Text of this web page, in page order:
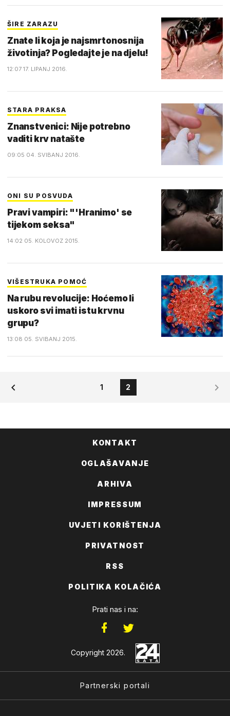
ŠIRE ZARAZU
Znate li koja je najsmrtonosnija
životinja? Pogledajte je na djelu!
12:07 17. LIPANJ 2016.
STARA PRAKSA
Znanstvenici: Nije potrebno
vaditi krv natašte
09:05 04. SVIBANJ 2016.
ONI SU POSVUDA
Pravi vampiri: "'Hranimo' se
tijekom seksa"
14:02 05. KOLOVOZ 2015.
VIŠESTRUKA POMOĆ
Na rubu revolucije: Hoćemo li
uskoro svi imati istu krvnu
grupu?
13:08 05. SVIBANJ 2015.
1 2
KONTAKT
OGLAŠAVANJE
ARHIVA
IMPRESSUM
UVJETI KORIŠTENJA
PRIVATNOST
RSS
POLITIKA KOLAČIĆA
Prati nas i na:
Copyright 2026.
Partnerski portali